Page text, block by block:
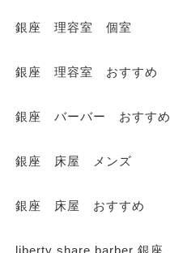
銀座 理容室 個室
銀座 理容室 おすすめ
銀座 バーバー おすすめ
銀座 床屋 メンズ
銀座 床屋 おすすめ
liberty share barber 銀座